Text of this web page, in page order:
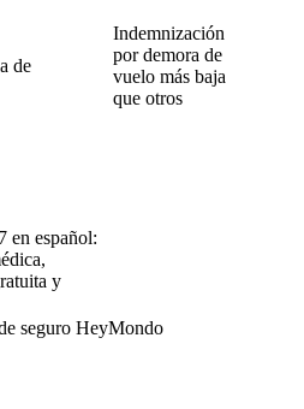
de
Indemnización
por demora de
vuelo más baja
que otros
en español:
y
seguro HeyMondo